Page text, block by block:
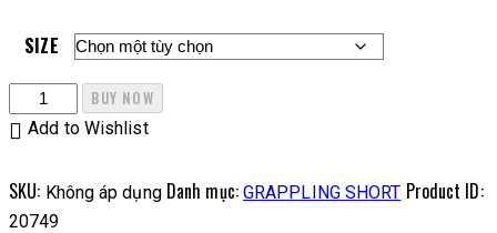
SIZE
BUY NOW
Add to Wishlist
SKU: Không áp dụng Danh mục: GRAPPLING SHORT Product ID:
20749